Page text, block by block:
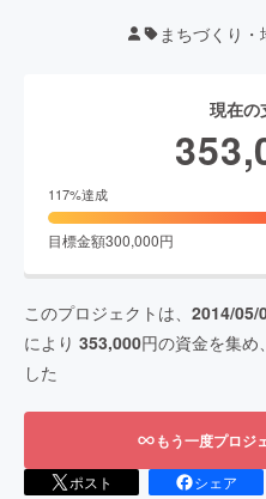
まちづくり
現在の
117%達成
目標金額300,000円
このプロジェクトは、 2014/05/
により 353,000円の資金を集め
した
もう一度プロジ
ポスト シェア